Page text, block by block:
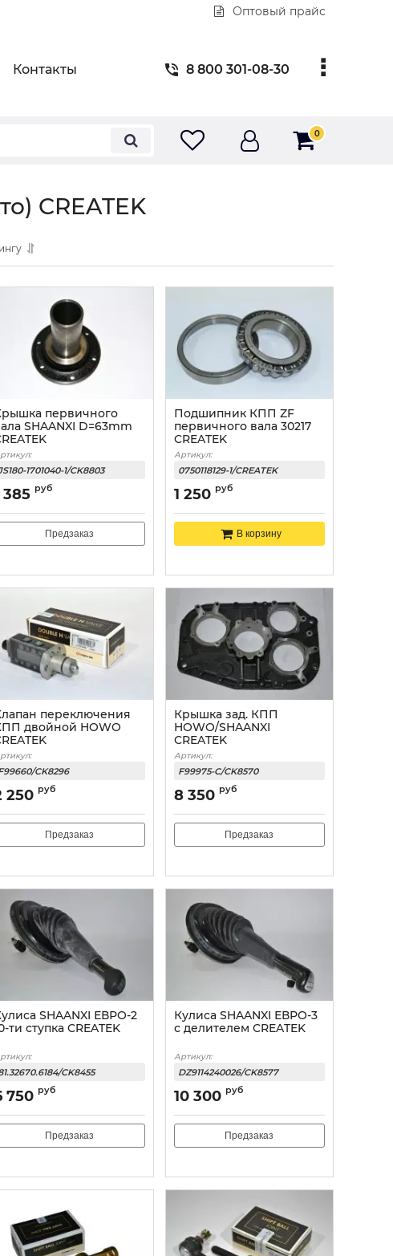
Оптовый прайс
Контакты 8 800 301-08-30
0
CREATEK
первичного
SHAANXI D=63mm
1701040-1/CK8803
385 руб
Предзаказ
Подшипник КПП ZF
первичного вала 30217
CREATEK
Артикул:
0750118129-1/CREATEK
1 250 руб
В корзину
переключения
двойной HOWO
CK8296
250 руб
Предзаказ
Крышка зад. КПП
HOWO/SHAANXI
CREATEK
Артикул:
F99975-C/CK8570
8 350 руб
Предзаказ
SHAANXI ЕВРО-2
ти ступка CREATEK
CK8455
750 руб
Предзаказ
Кулиса SHAANXI ЕВРО-3
с делителем CREATEK
Артикул:
DZ9114240026/CK8577
10 300 руб
Предзаказ